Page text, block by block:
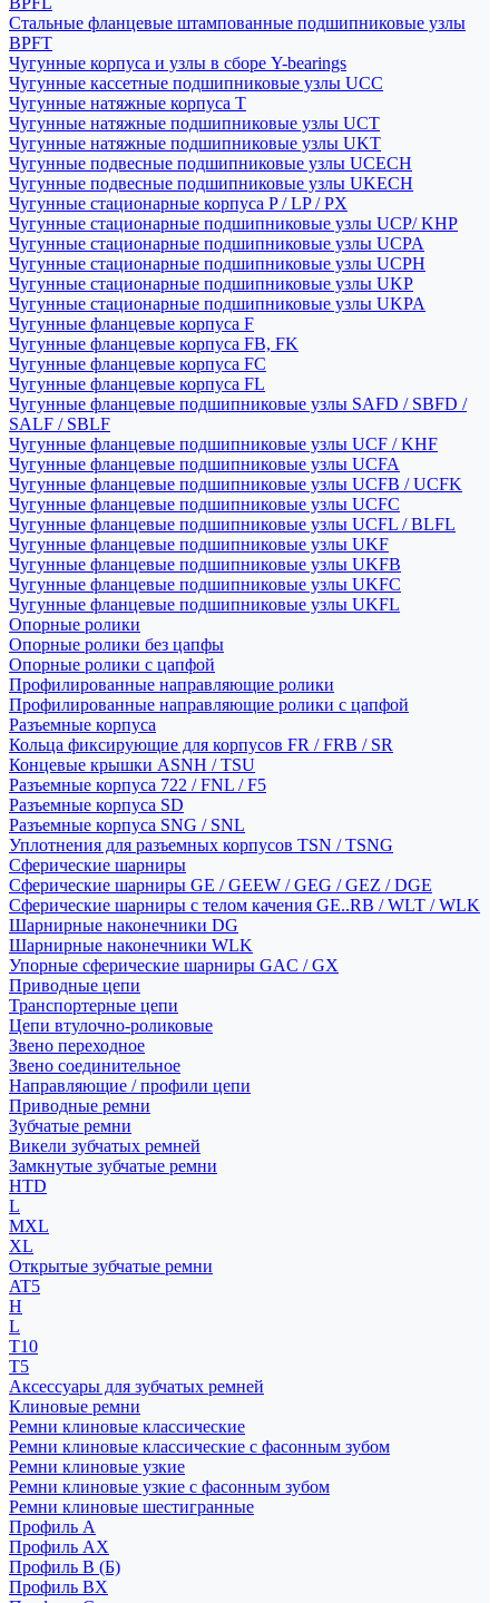
Стальные фланцевые штампованные подшипниковые узлы
BPFT
Чугунные корпуса и узлы в сборе Y-bearings
Чугунные кассетные подшипниковые узлы UCC
Чугунные натяжные корпуса T
Чугунные натяжные подшипниковые узлы UCT
Чугунные натяжные подшипниковые узлы UKT
Чугунные подвесные подшипниковые узлы UCECH
Чугунные подвесные подшипниковые узлы UKECH
Чугунные стационарные корпуса P / LP / PX
Чугунные стационарные подшипниковые узлы UCP/ KHP
Чугунные стационарные подшипниковые узлы UCPA
Чугунные стационарные подшипниковые узлы UCPH
Чугунные стационарные подшипниковые узлы UKP
Чугунные стационарные подшипниковые узлы UKPA
Чугунные фланцевые корпуса F
Чугунные фланцевые корпуса FB, FK
Чугунные фланцевые корпуса FC
Чугунные фланцевые корпуса FL
Чугунные фланцевые подшипниковые узлы SAFD / SBFD /
SALF / SBLF
Чугунные фланцевые подшипниковые узлы UCF / KHF
Чугунные фланцевые подшипниковые узлы UCFA
Чугунные фланцевые подшипниковые узлы UCFB / UCFK
Чугунные фланцевые подшипниковые узлы UCFC
Чугунные фланцевые подшипниковые узлы UCFL / BLFL
Чугунные фланцевые подшипниковые узлы UKF
Чугунные фланцевые подшипниковые узлы UKFB
Чугунные фланцевые подшипниковые узлы UKFC
Чугунные фланцевые подшипниковые узлы UKFL
Опорные ролики
Опорные ролики без цапфы
Опорные ролики с цапфой
Профилированные направляющие ролики
Профилированные направляющие ролики с цапфой
Разъемные корпуса
Кольца фиксирующие для корпусов FR / FRB / SR
Концевые крышки ASNH / TSU
Разъемные корпуса 722 / FNL / F5
Разъемные корпуса SD
Разъемные корпуса SNG / SNL
Уплотнения для разъемных корпусов TSN / TSNG
Сферические шарниры
Сферические шарниры GE / GEEW / GEG / GEZ / DGE
Сферические шарниры с телом качения GE..RB / WLT / WLK
Шарнирные наконечники DG
Шарнирные наконечники WLK
Упорные сферические шарниры GAC / GX
Приводные цепи
Транспортерные цепи
Цепи втулочно-роликовые
Звено переходное
Звено соединительное
Направляющие / профили цепи
Приводные ремни
Зубчатые ремни
Викели зубчатых ремней
Замкнутые зубчатые ремни
HTD
L
MXL
XL
Открытые зубчатые ремни
AT5
H
L
T10
T5
Аксессуары для зубчатых ремней
Клиновые ремни
Ремни клиновые классические
Ремни клиновые классические с фасонным зубом
Ремни клиновые узкие
Ремни клиновые узкие с фасонным зубом
Ремни клиновые шестигранные
Профиль A
Профиль AX
Профиль B (Б)
Профиль BX